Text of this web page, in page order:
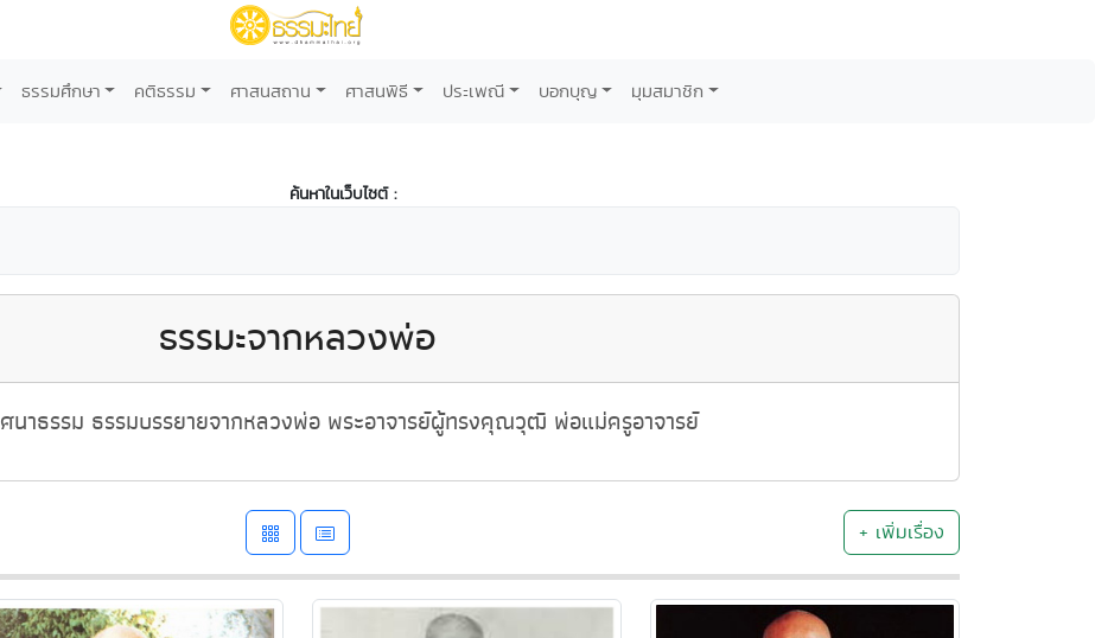
ธรรมศึกษา คติธรรม ศาสนสถาน ศาสนพิธี ประเพณี บอกบุญ มุมสมาชิก
ค้นหาในเว็บไซต์ :
ธรรมะจากหลวงพ่อ
นาธรรม ธรรมบรรยายจากหลวงพ่อ พระอาจารย์ผู้ทรงคุณวุฒิ พ่อแม่ครูอาจารย์
+ เพิ่มเรื่อง